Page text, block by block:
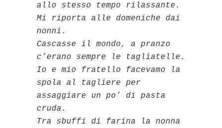
allo stesso tempo rilassante.
Mi riporta alle domeniche dai
nonni.
Cascasse il mondo, a pranzo
c’erano sempre le tagliatelle.
Io e mio fratello facevamo la
spola al tagliere per
assaggiare un po’ di pasta
cruda.
Tra sbuffi di farina la nonna